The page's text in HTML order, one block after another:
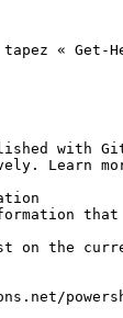
« Get-
with
Learn
on the